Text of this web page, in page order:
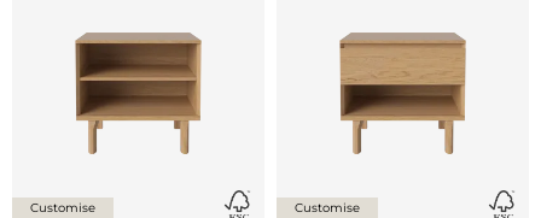
Customise Customise